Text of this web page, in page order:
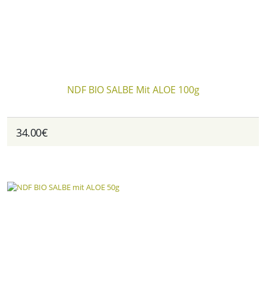
NDF BIO SALBE Mit ALOE 100g
34.00€